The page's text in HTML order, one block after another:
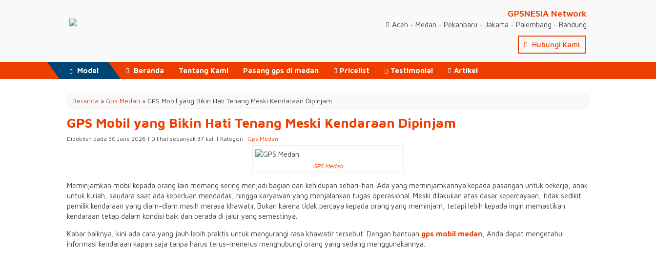
GPSNESIA Network
Aceh - Medan - Pekanbaru - Jakarta - Palembang - Bandung
Hubungi Kami
Model Beranda Tentang Kami Pasang gps di medan Pricelist Testimonial Artikel
Beranda » Gps Medan » GPS Mobil yang Bikin Hati Tenang Meski Kendaraan Dipinjam
GPS Mobil yang Bikin Hati Tenang Meski Kendaraan Dipinjam
Dipublish pada 30 June 2026 | Dilihat sebanyak 37 kali | Kategori: Gps Medan
GPS Medan
Meminjamkan mobil kepada orang lain memang sering menjadi bagian dari kehidupan sehari-hari. Ada yang meminjamkannya kepada pasangan untuk bekerja, anak
untuk kuliah, saudara saat ada keperluan mendadak, hingga karyawan yang menjalankan tugas operasional. Meski dilakukan atas dasar kepercayaan, tidak sedikit
pemilik kendaraan yang diam-diam masih merasa khawatir. Bukan karena tidak percaya kepada orang yang meminjam, tetapi lebih kepada ingin memastikan
kendaraan tetap dalam kondisi baik dan berada di jalur yang semestinya.
Kabar baiknya, kini ada cara yang jauh lebih praktis untuk mengurangi rasa khawatir tersebut. Dengan bantuan gps mobil medan , Anda dapat mengetahui
informasi kendaraan kapan saja tanpa harus terus-menerus menghubungi orang yang sedang menggunakannya.